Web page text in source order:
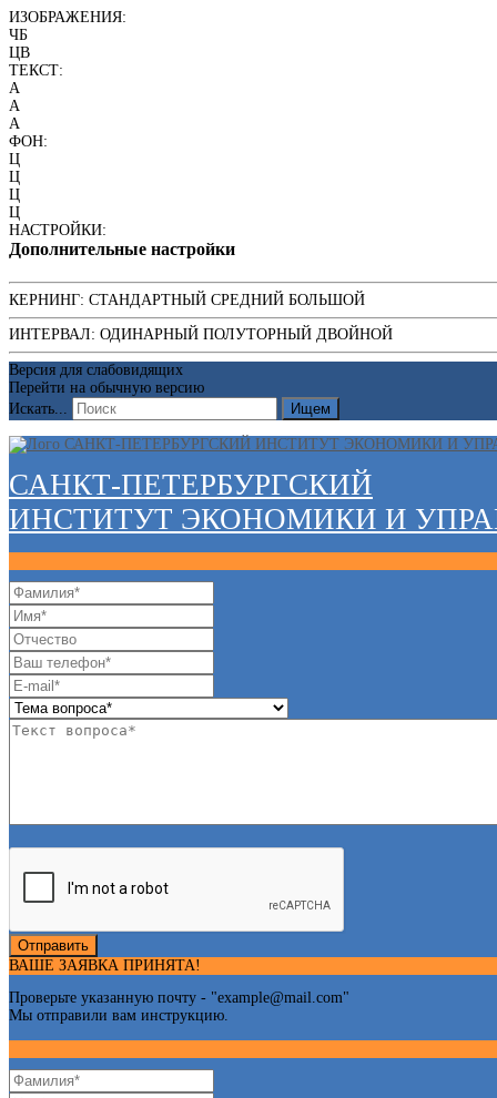
ИЗОБРАЖЕНИЯ:
ЧБ
ЦВ
ТЕКСТ:
A
A
A
ФОН:
Ц
Ц
Ц
Ц
НАСТРОЙКИ:
Дополнительные настройки
КЕРНИНГ: СТАНДАРТНЫЙ СРЕДНИЙ БОЛЬШОЙ
ИНТЕРВАЛ: ОДИНАРНЫЙ ПОЛУТОРНЫЙ ДВОЙНОЙ
Версия для слабовидящих
Перейти на обычную версию
Искать...
Ищем
САНКТ-ПЕТЕРБУРГСКИЙ
ИНСТИТУТ ЭКОНОМИКИ И
Отправить
ВАШЕ ЗАЯВКА ПРИНЯТА!
Проверьте указанную почту - "example@mail.com"
Мы отправили вам инструкцию.